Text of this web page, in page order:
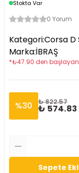
Stokta Var
0 Yorum
Kategori:Corsa
Marka:İBRAŞ
*₺47.90 den
%30 ₺ 822.57
₺ 574.83
Sepete